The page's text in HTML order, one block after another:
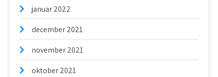
januar 2022
december 2021
november 2021
oktober 2021